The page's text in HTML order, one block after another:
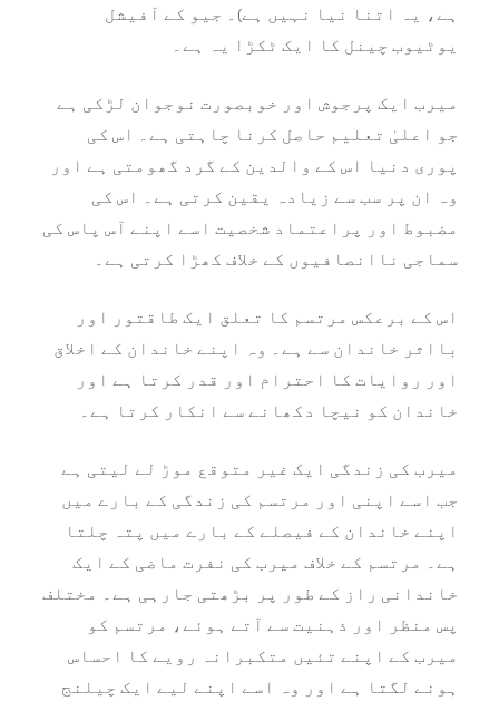
ہے، یہ اتنا نیا نہیں ہے)۔ جیو کے آفیشل
یوٹیوب چینل کا ایک ٹکڑا یہ ہے۔
میرب ایک پرجوش اور خوبصورت نوجوان لڑکی ہے
جو اعلیٰ تعلیم حاصل کرنا چاہتی ہے۔ اس کی
پوری دنیا اس کے والدین کے گرد گھومتی ہے اور
وہ ان پر سب سے زیادہ یقین کرتی ہے۔ اس کی
مضبوط اور پراعتماد شخصیت اسے اپنے آس پاس کی
سماجی ناانصافیوں کے خلاف کھڑا کرتی ہے۔
اس کے برعکس مرتسم کا تعلق ایک طاقتور اور
بااثر خاندان سے ہے۔ وہ اپنے خاندان کے اخلاق
اور روایات کا احترام اور قدر کرتا ہے اور
خاندان کو نیچا دکھانے سے انکار کرتا ہے۔
میرب کی زندگی ایک غیر متوقع موڑ لے لیتی ہے
جب اسے اپنی اور مرتسم کی زندگی کے بارے میں
اپنے خاندان کے فیصلے کے بارے میں پتہ چلتا
ہے۔ مرتسم کے خلاف میرب کی نفرت ماضی کے ایک
خاندانی راز کے طور پر بڑھتی جارہی ہے۔ مختلف
پس منظر اور ذہنیت سے آتے ہوئے، مرتسم کو
میرب کے اپنے تئیں متکبرانہ رویے کا احساس
ہونے لگتا ہے اور وہ اسے اپنے لیے ایک چیلنج